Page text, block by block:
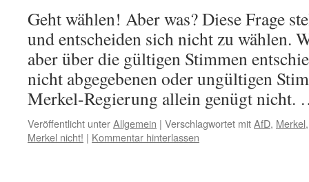
Geht wählen! Aber was? Diese Frage
und entscheiden sich nicht zu wählen.
aber über die gültigen Stimmen
nicht abgegebenen oder ungültigen
Merkel-Regierung allein genügt
Veröffentlicht unterAllgemein | Verschlagwortet mitAfD, Merkel
Merkel nicht! | Kommentar hinterlassen